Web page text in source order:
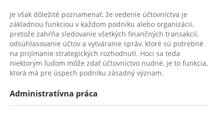
Je však dôležité poznamenať, že vedenie účtovníctva je
základnou funkciou v každom podniku alebo organizácii,
pretože zahŕňa sledovanie všetkých finančných transakcií,
odsúhlasovanie účtov a vytváranie správ, ktoré sú potrebné
na prijímanie strategických rozhodnutí. Hoci sa teda
niektorým ľuďom môže zdať účtovníctvo nudné, je to funkcia,
ktorá má pre úspech podniku zásadný význam.
Administratívna práca